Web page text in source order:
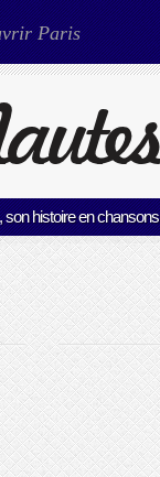
Paris
son histoire en chansons